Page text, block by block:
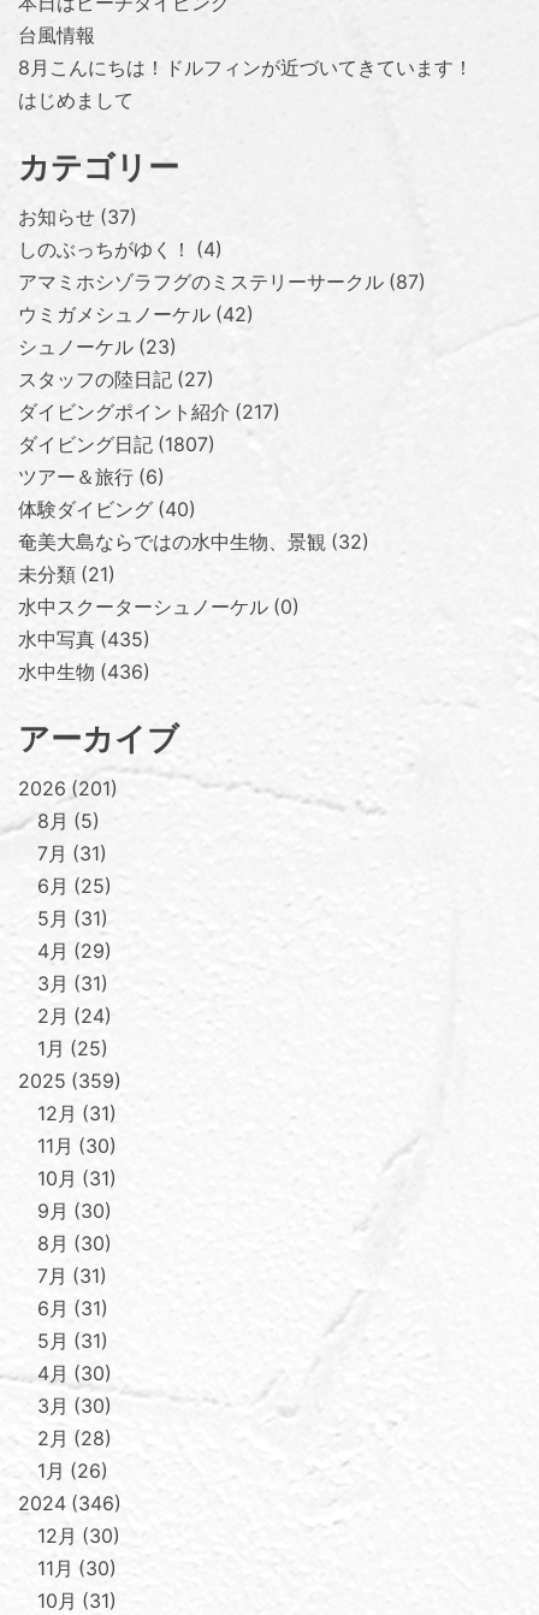
台風情報
8月こんにちは！ドルフィンが近づいてきています！
はじめまして
カテゴリー
お知らせ 37
しのぶっちがゆく！
4
アマミホシゾラフグのミステリーサークル 87
ウミガメシュノーケル 42
シュノーケル 23
スタッフの陸日記 27
ダイビングポイント紹介 217
ダイビング日記 1807
ツアー＆旅行 6
体験ダイビング 40
奄美大島ならではの水中生物、景観 32
未分類 21
水中スクーターシュノーケル 0
水中写真 435
水中生物 436
アーカイブ
2026 201
8月
5
7月
31
6月
25
5月
31
4月
29
3月
31
2月
24
1月
25
2025 359
12月
31
11月
30
10月
31
9月
30
8月
30
7月
31
6月
31
5月
31
4月
30
3月
30
2月
28
1月
26
2024 346
12月
30
11月
30
10月
31